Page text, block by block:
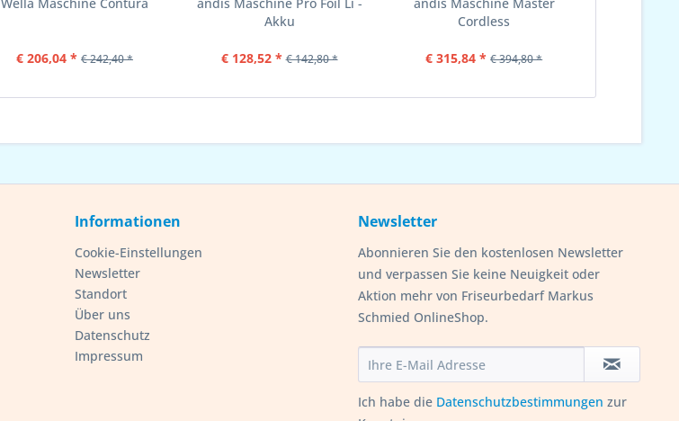
€ 206,04 * € 242,40 *
Akku
€ 128,52 * € 142,80 *
Cordless
€ 315,84 * € 394,80 *
Informationen
Cookie-Einstellungen
Newsletter
Standort
Über uns
Datenschutz
Impressum
Newsletter
Abonnieren Sie den kostenlosen Newsletter
und verpassen Sie keine Neuigkeit oder
Aktion mehr von Friseurbedarf Markus
Schmied OnlineShop.
Ich habe die Datenschutzbestimmungen zur